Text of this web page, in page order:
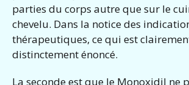
parties du corps autre que sur le
chevelu. Dans la notice des
thérapeutiques, ce qui est
distinctement énoncé.
La seconde est que le Monoxidil ne